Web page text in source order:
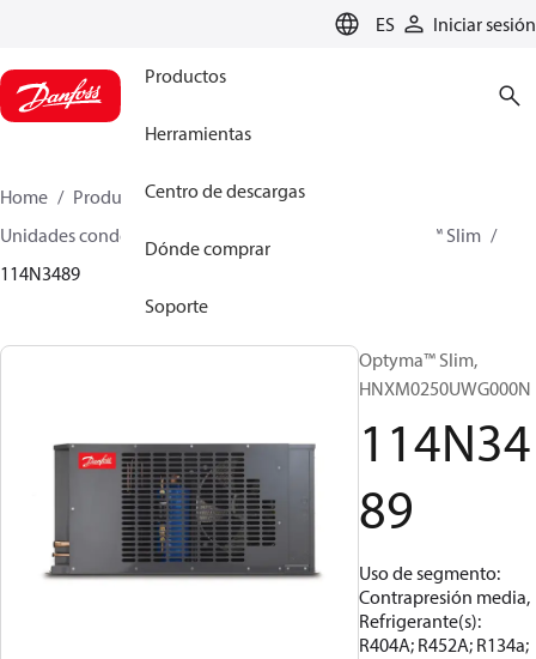
ES Iniciar sesión
Productos
Herramientas
Centro de descargas
Dónde comprar
Soporte
Home Productos
Climate Solutions for cooling
Unidades condensadoras
Optyma™ Slim
114N3489
Optyma™ Slim,
HNXM0250UWG000N
114N34
89
Uso de segmento:
Contrapresión media,
Refrigerante(s):
R404A; R452A; R134a;